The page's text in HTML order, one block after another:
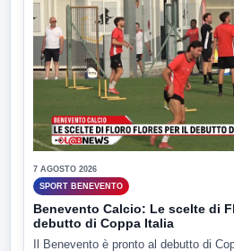
7 AGOSTO 2026
SPORT BENEVENTO
Benevento Calcio: Le scelte di
debutto di Coppa Italia
Il Benevento è pronto al debutto di